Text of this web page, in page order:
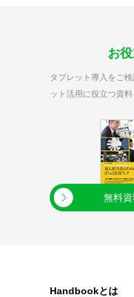
お
タブレット導入をご
ット活用に役立つ資
無料
Handbookとは